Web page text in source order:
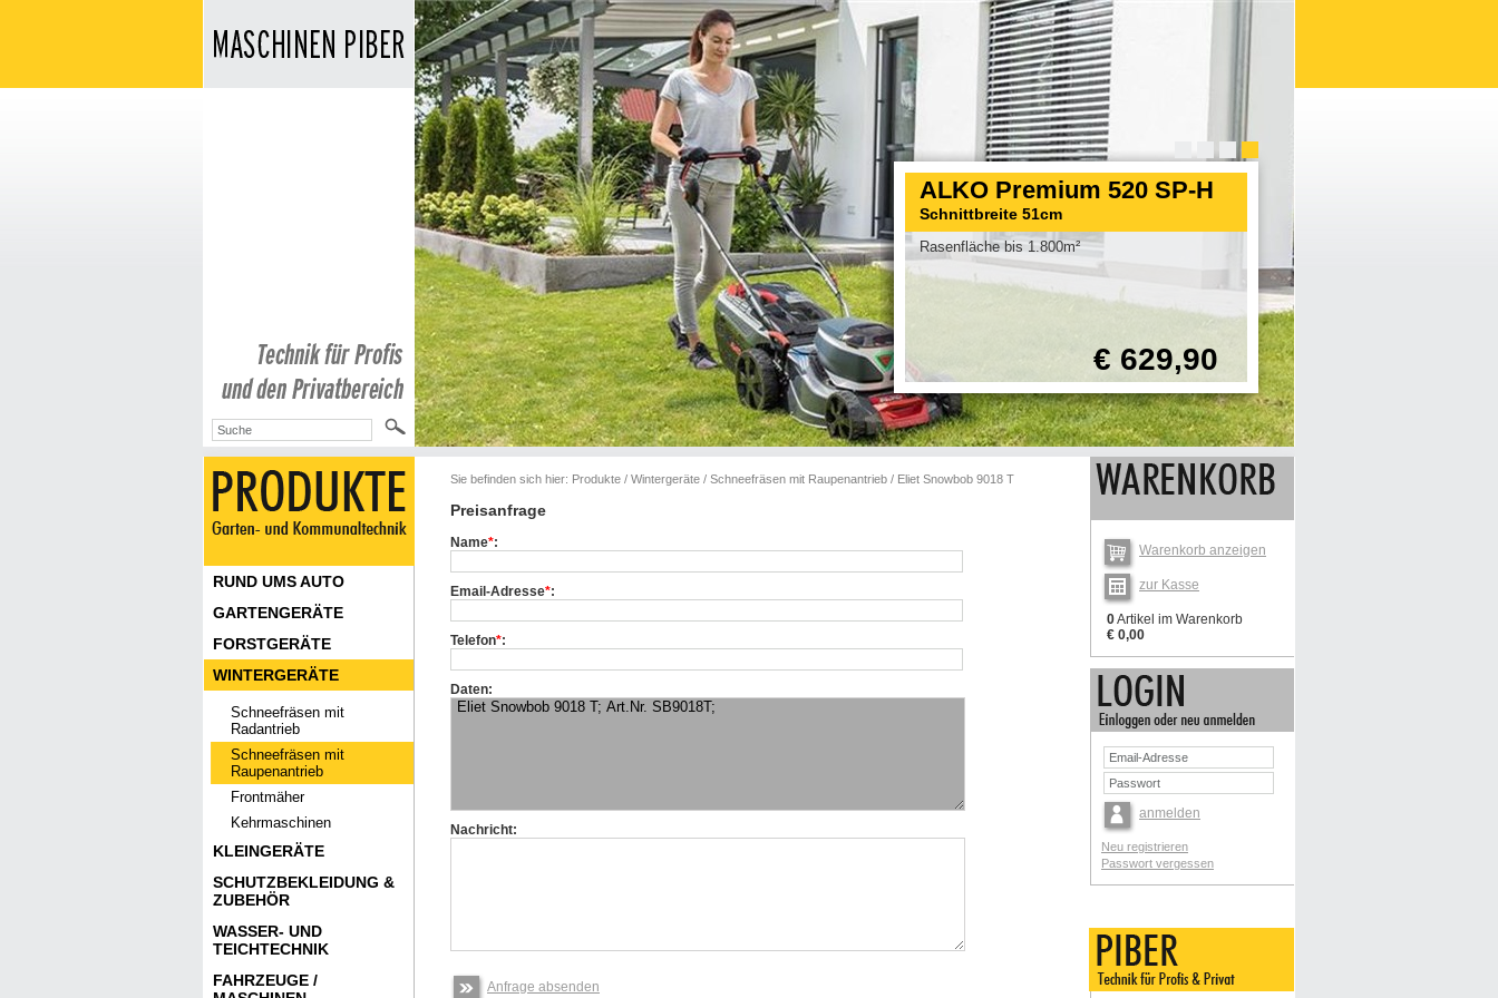
ALKO Premium 520 SP-H
Schnittbreite 51cm
Rasenfläche bis 1.800m²
€ 629,90
Sie befinden sich hier: Produkte / Wintergeräte / Schneefräsen mit Raupenantrieb / Eliet Snowbob 9018 T
Preisanfrage
Name*:
Email-Adresse*:
Telefon*:
Daten:
Nachricht:
Anfrage absenden
RUND UMS AUTO
GARTENGERÄTE
FORSTGERÄTE
WINTERGERÄTE
Schneefräsen mit
Radantrieb
Schneefräsen mit
Raupenantrieb
Frontmäher
Kehrmaschinen
KLEINGERÄTE
SCHUTZBEKLEIDUNG &
ZUBEHÖR
WASSER- UND
TEICHTECHNIK
FAHRZEUGE /
Warenkorb anzeigen
zur Kasse
0Artikel im Warenkorb
€ 0,00
anmelden
Neu registrieren
Passwort vergessen